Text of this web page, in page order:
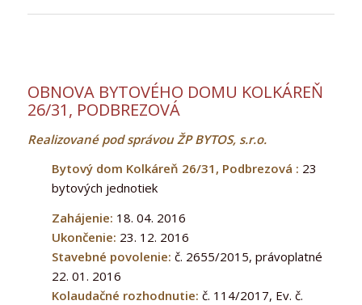
OBNOVA BYTOVÉHO DOMU KOLKÁREŇ
26/31, PODBREZOVÁ
Realizované pod správou ŽP BYTOS, s.r.o.
Bytový dom Kolkáreň 26/31, Podbrezová : 23
bytových jednotiek
Zahájenie: 18. 04. 2016
Ukončenie: 23. 12. 2016
Stavebné povolenie: č. 2655/2015, právoplatné
22. 01. 2016
Kolaudačné rozhodnutie: č. 114/2017, Ev. č.